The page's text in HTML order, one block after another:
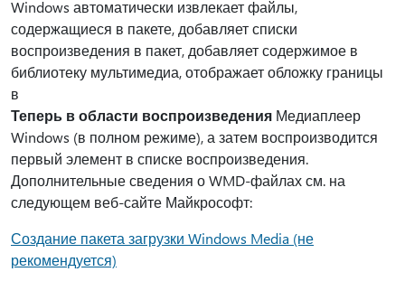
Windows автоматически извлекает файлы,
содержащиеся в пакете, добавляет списки
воспроизведения в пакет, добавляет содержимое в
библиотеку мультимедиа, отображает обложку границы
в
Теперь в области воспроизведения Медиаплеер
Windows (в полном режиме), а затем воспроизводится
первый элемент в списке воспроизведения.
Дополнительные сведения о WMD-файлах см. на
следующем веб-сайте Майкрософт:
Создание пакета загрузки Windows Media (не
рекомендуется)